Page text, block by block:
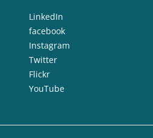
LinkedIn
facebook
Instagram
Twitter
Flickr
YouTube